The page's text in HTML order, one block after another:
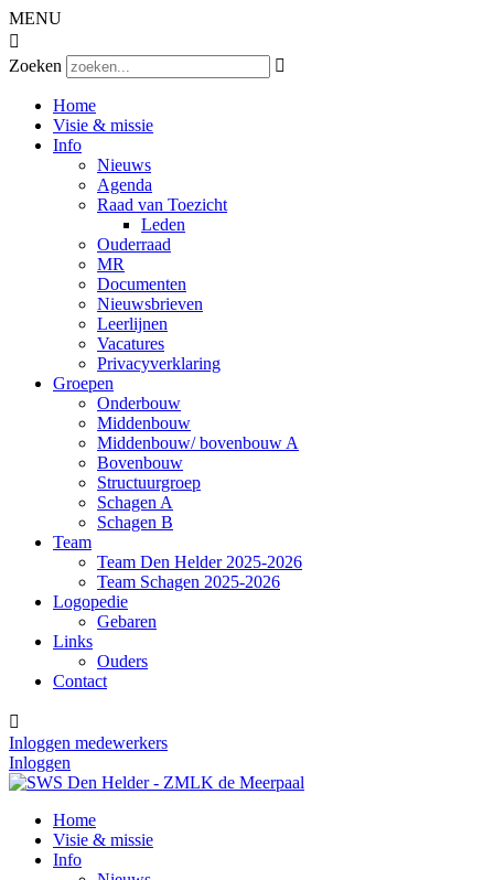
MENU

Zoeken

Home
Visie & missie
Info
Nieuws
Agenda
Raad van Toezicht
Leden
Ouderraad
MR
Documenten
Nieuwsbrieven
Leerlijnen
Vacatures
Privacyverklaring
Groepen
Onderbouw
Middenbouw
Middenbouw/ bovenbouw A
Bovenbouw
Structuurgroep
Schagen A
Schagen B
Team
Team Den Helder 2025-2026
Team Schagen 2025-2026
Logopedie
Gebaren
Links
Ouders
Contact

Inloggen medewerkers
Inloggen
Home
Visie & missie
Info